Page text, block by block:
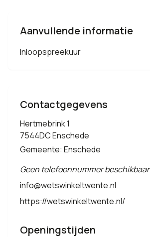
Aanvullende informatie
Inloopspreekuur
Contactgegevens
Hertmebrink 1
7544DC Enschede
Gemeente: Enschede
Geen telefoonnummer beschikbaar
info@wetswinkeltwente.nl
https://wetswinkeltwente.nl/
Openingstijden